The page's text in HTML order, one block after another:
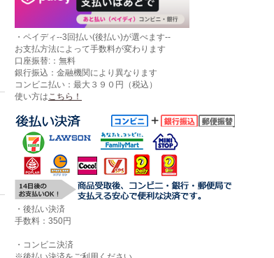
・ペイディ--3回払い(後払い)が選べます--
お支払方法によって手数料が変わります
口座振替:：無料
銀行振込：金融機関により異なります
コンビニ払い：最大３９０円（税込）
使い方は こちら！
・後払い決済
手数料：350円
・コンビニ決済